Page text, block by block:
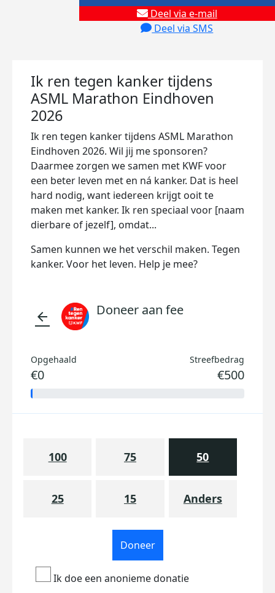
Deel via e-mail
Deel via SMS
Ik ren tegen kanker tijdens
ASML Marathon Eindhoven
2026
Ik ren tegen kanker tijdens ASML Marathon
Eindhoven 2026. Wil jij me sponsoren?
Daarmee zorgen we samen met KWF voor
een beter leven met en ná kanker. Dat is heel
hard nodig, want iedereen krijgt ooit te
maken met kanker. Ik ren speciaal voor [naam
dierbare of jezelf], omdat...
Samen kunnen we het verschil maken. Tegen
kanker. Voor het leven. Help je mee?
arrow_back Doneer aan fee
Opgehaald
€0
Streefbedrag
€500
100 75 50
25 15 Anders
Doneer
Ik doe een anonieme donatie